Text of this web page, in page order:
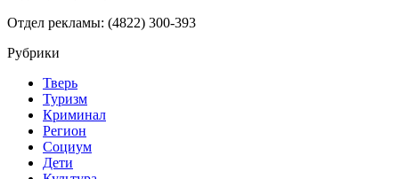
Отдел рекламы: (4822) 300-393
Рубрики
Тверь
Туризм
Криминал
Регион
Социум
Дети